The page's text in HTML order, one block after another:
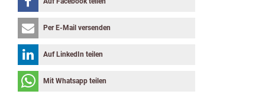
Per E-Mail versenden
Auf LinkedIn teilen
Mit Whatsapp teilen